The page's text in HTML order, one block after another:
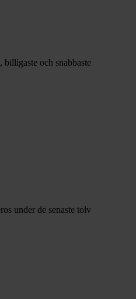
och snabbaste
under de senaste tolv